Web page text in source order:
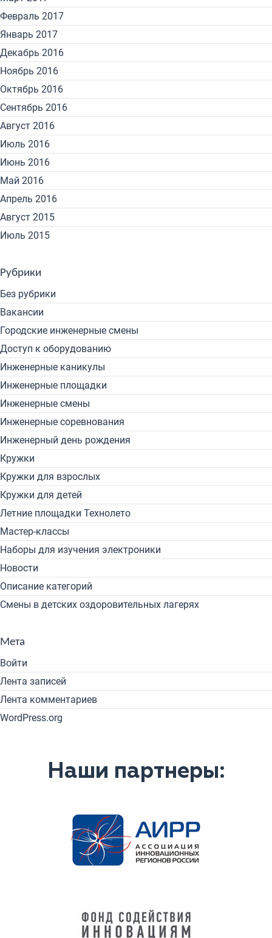
Февраль 2017
Январь 2017
Декабрь 2016
Ноябрь 2016
Октябрь 2016
Сентябрь 2016
Август 2016
Июль 2016
Июнь 2016
Май 2016
Апрель 2016
Август 2015
Июль 2015
Рубрики
Без рубрики
Вакансии
Городские инженерные смены
Доступ к оборудованию
Инженерные каникулы
Инженерные площадки
Инженерные смены
Инженерные соревнования
Инженерный день рождения
Кружки
Кружки для взрослых
Кружки для детей
Летние площадки Технолето
Мастер-классы
Наборы для изучения электроники
Новости
Описание категорий
Смены в детских оздоровительных лагерях
Мета
Войти
Лента записей
Лента комментариев
WordPress.org
Наши партнеры: